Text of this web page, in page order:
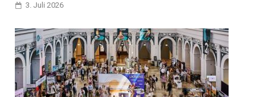
3. Juli 2026